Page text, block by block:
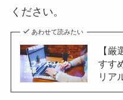
ください。
あわせて読みたい
【
すす
リア